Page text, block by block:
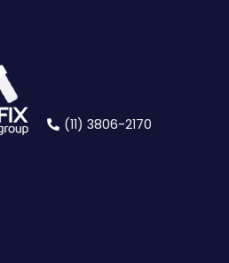
(11) 3806-2170